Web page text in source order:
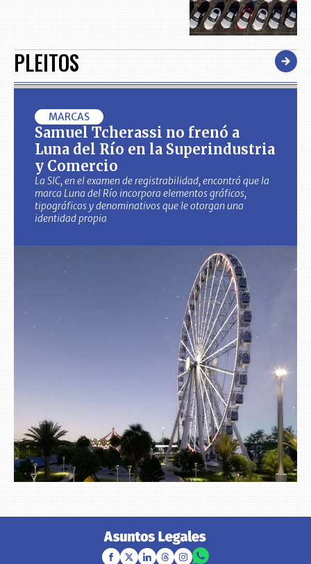
PLEITOS
MARCAS
Samuel Tcherassi no frenó a
Luna del Río en la Superindustria
y Comercio
La SIC, en el examen de registrabilidad, encontró que la
marca Luna del Río incorpora elementos gráficos,
tipográficos y denominativos que le otorgan una
identidad propia